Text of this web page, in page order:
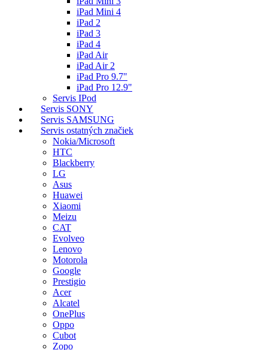
iPad Mini 4
iPad 2
iPad 3
iPad 4
iPad Air
iPad Air 2
iPad Pro 9.7"
iPad Pro 12.9"
Servis IPod
Servis SONY
Servis SAMSUNG
Servis ostatných značiek
Nokia/Microsoft
HTC
Blackberry
LG
Asus
Huawei
Xiaomi
Meizu
CAT
Evolveo
Lenovo
Motorola
Google
Prestigio
Acer
Alcatel
OnePlus
Oppo
Cubot
Zopo